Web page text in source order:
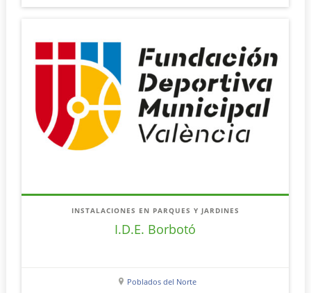
INSTALACIONES EN PARQUES Y JARDINES
I.D.E. Borbotó
Poblados del Norte